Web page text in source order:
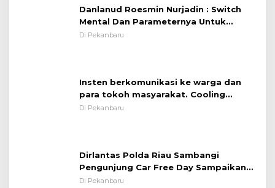
Danlanud Roesmin Nurjadin : Switch
Mental Dan Parameternya Untuk
Melaksanakan ✈
Di Pekanbaru
Insten berkomunikasi ke warga dan
para tokoh masyarakat. Cooling
System OMP LK ²024 Polsek Rumbai,
Di Pekanbaru
Dirlantas Polda Riau Sambangi
Pengunjung Car Free Day Sampaikan
Pesan Edukasi Kamtibmas &
Di Pekanbaru